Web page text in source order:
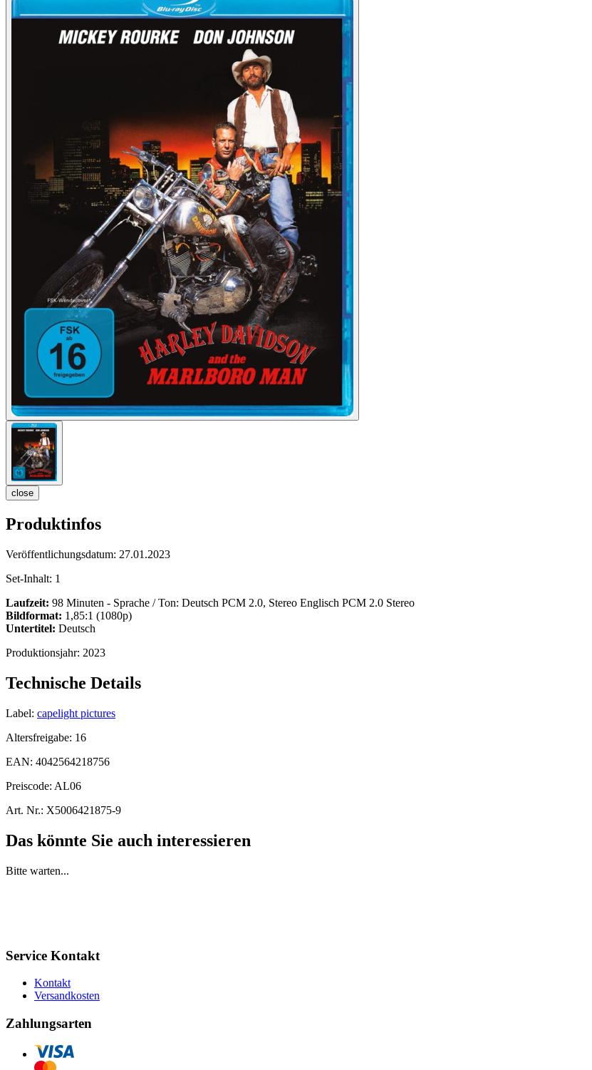
close
Produktinfos
Veröffentlichungsdatum: 27.01.2023
Set-Inhalt: 1
Laufzeit: 98 Minuten - Sprache / Ton: Deutsch PCM 2.0, Stereo Englisch PCM 2.0 Stereo
Bildformat: 1,85:1 (1080p)
Untertitel: Deutsch
Produktionsjahr: 2023
Technische Details
Label: capelight pictures
Altersfreigabe: 16
EAN: 4042564218756
Preiscode: AL06
Art. Nr.: X5006421875-9
Das könnte Sie auch interessieren
Bitte warten...
Service Kontakt
Kontakt
Versandkosten
Zahlungsarten